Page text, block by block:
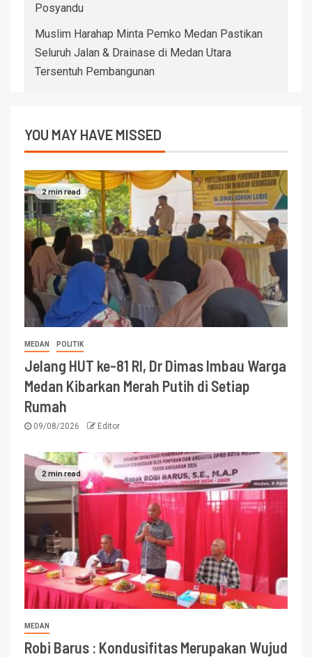
Posyandu
Muslim Harahap Minta Pemko Medan Pastikan
Seluruh Jalan & Drainase di Medan Utara
Tersentuh Pembangunan
YOU MAY HAVE MISSED
2 min read
MEDAN POLITIK
Jelang HUT ke-81 RI, Dr Dimas Imbau Warga
Medan Kibarkan Merah Putih di Setiap
Rumah
09/08/2026 Editor
2 min read
MEDAN
Robi Barus : Kondusifitas Merupakan Wujud